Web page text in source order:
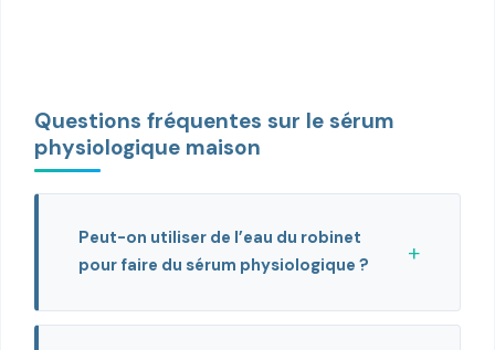
Questions fréquentes sur le sérum
physiologique maison
Peut-on utiliser de l’eau du robinet
pour faire du sérum physiologique ?